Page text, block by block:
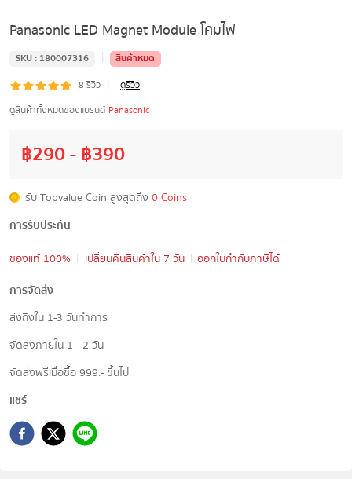
Panasonic LED Magnet Module โคมไฟ
SKU : 180007316 |
สินค้าหมด
8 รีวิว |
ดูรีวิว
ดูสินค้าทั้งหมดของแบรนด์ Panasonic
฿290- ฿390
รับ Topvalue Coin สูงสุดถึง 0 Coins
การรับประกัน
ของแท้ 100%
เปลี่ยนคืนสินค้าใน 7 วัน
ออกใบกำกับภาษีได้
การจัดส่ง
ส่งถึงใน 1-3 วันทำการ
จัดส่งภายใน 1 - 2 วัน
จัดส่งฟรีเมื่อซื้อ 999.- ขึ้นไป
แชร์